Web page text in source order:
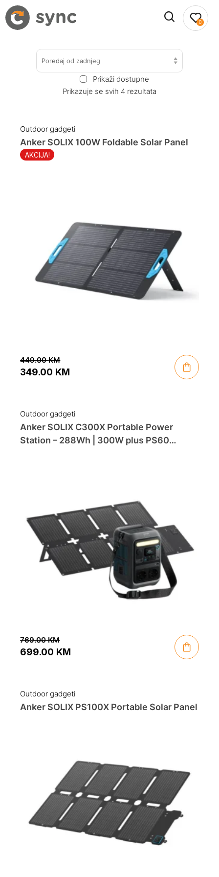
0
Poredaj od zadnjeg
Prikaži dostupne
Prikazuje se svih 4 rezultata
Outdoor gadgeti
AKCIJA!
Anker SOLIX 100W Foldable Solar Panel
449.00KM
was:
449.00 KM.
349.00 KM
is:
349.00 KM.
Outdoor gadgeti
Anker SOLIX C300X Portable Power
Station – 288Wh | 300W plus PS60
769.00KM
was:
769.00 KM.
699.00 KM
is:
699.00 KM.
Outdoor gadgeti
Anker SOLIX PS100X Portable Solar Panel